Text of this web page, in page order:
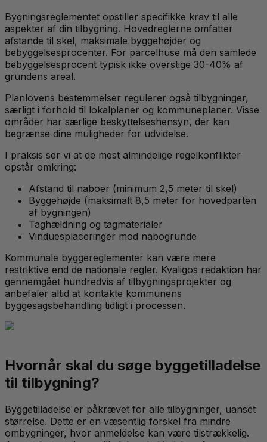
Bygningsreglementet opstiller specifikke krav til alle
aspekter af din tilbygning. Hovedreglerne omfatter
afstande til skel, maksimale byggehøjder og
bebyggelsesprocenter. For parcelhuse må den samlede
bebyggelsesprocent typisk ikke overstige 30-40% af
grundens areal.
Planlovens bestemmelser regulerer også tilbygninger,
særligt i forhold til lokalplaner og kommuneplaner. Visse
områder har særlige beskyttelseshensyn, der kan
begrænse dine muligheder for udvidelse.
I praksis ser vi at de mest almindelige regelkonflikter
opstår omkring:
Afstand til naboer (minimum 2,5 meter til skel)
Byggehøjde (maksimalt 8,5 meter for hovedparten
af bygningen)
Taghældning og tagmaterialer
Vinduesplaceringer mod nabogrunde
Kommunale byggereglementer kan være mere
restriktive end de nationale regler. Kvaligos redaktion har
gennemgået hundredvis af tilbygningsprojekter og
anbefaler altid at kontakte kommunens
byggesagsbehandling tidligt i processen.
Hvornår skal du søge byggetilladelse
til tilbygning?
Byggetilladelse er påkrævet for alle tilbygninger, uanset
størrelse. Dette er en væsentlig forskel fra mindre
ombygninger, hvor anmeldelse kan være tilstrækkelig.